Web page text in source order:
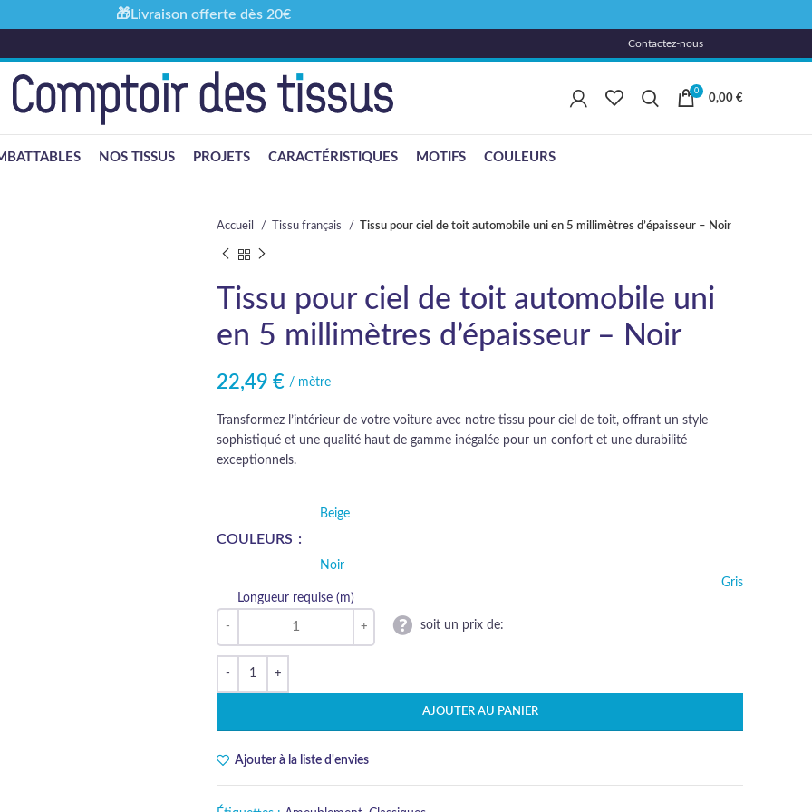
Contactez-nous
0
0,00 €
NOS TISSUS PROJETS CARACTÉRISTIQUES MOTIFS COULEURS
Accueil Tissu français Tissu pour ciel de toit automobile uni en 5 millimètres d’épaisseur – Noir
Tissu pour ciel de toit automobile uni
en 5 millimètres d’épaisseur – Noir
22,49 € / mètre
Transformez l’intérieur de votre voiture avec notre tissu pour ciel de toit, offrant un style
sophistiqué et une qualité haut de gamme inégalée pour un confort et une durabilité
exceptionnels.
COULEURS
Beige
Noir
Gris
Longueur requise (m)
soit un prix de:
AJOUTER AU PANIER
Ajouter à la liste d'envies
🎁Livraison offerte dès 20€